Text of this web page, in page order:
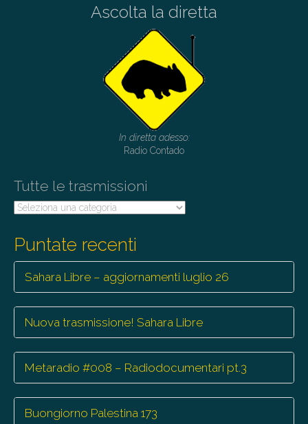
Ascolta la diretta
In diretta adesso:
Radio Contado
Tutte le trasmissioni
Tutte
Puntate recenti
Sahara Libre – aggiornamenti luglio 26
Nuova trasmissione! Sahara Libre
Metaradio #008 – Radiodocumentari pt.3
Buongiorno Palestina 173